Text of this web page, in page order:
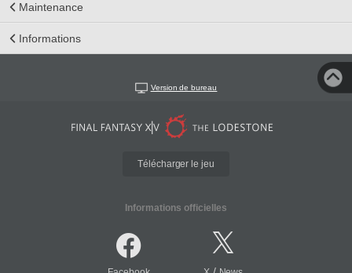
Maintenance
Informations
Version de bureau
Télécharger le jeu
Informations officielles